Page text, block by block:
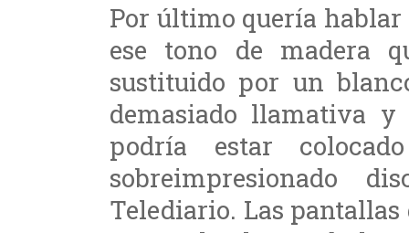
Por último quería
ese tono de madera
sustituido por un
demasiado llamativa
podría estar
sobreimpresionado
Telediario. Las